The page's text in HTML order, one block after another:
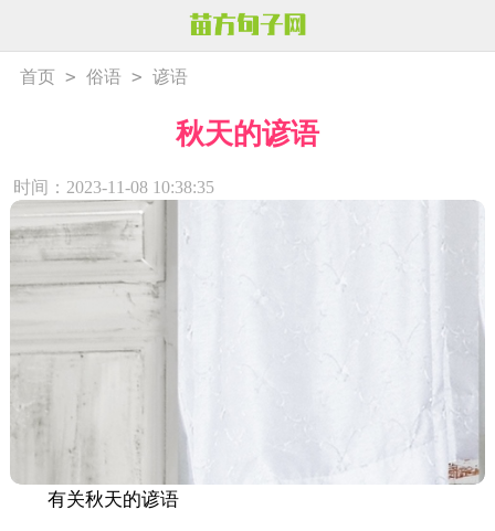
首页 > 俗语 > 谚语
秋天的谚语
时间：2023-11-08 10:38:35
有关秋天的谚语